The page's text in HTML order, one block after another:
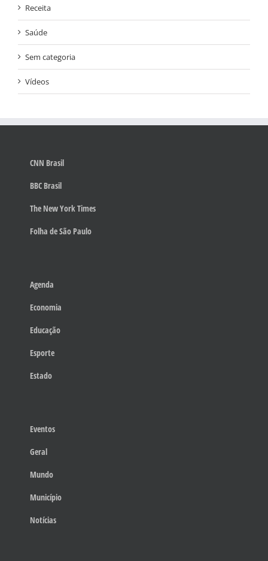
Receita
Saúde
Sem categoria
Vídeos
CNN Brasil
BBC Brasil
The New York Times
Folha de São Paulo
Agenda
Economia
Educação
Esporte
Estado
Eventos
Geral
Mundo
Município
Notícias